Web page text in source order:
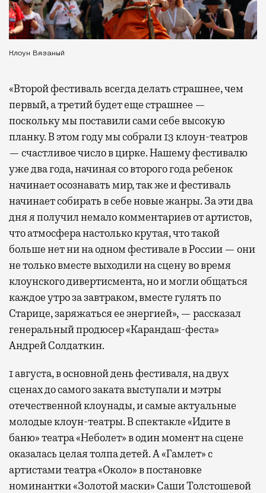
Клоун Вязаный
«Второй фестиваль всегда делать страшнее, чем
первый, а третий будет еще страшнее —
поскольку мы поставили сами себе высокую
планку. В этом году мы собрали 13 клоун-театров
— счастливое число в цирке. Нашему фестивалю
уже два года, начиная со второго года ребенок
начинает осознавать мир, так же и фестиваль
начинает собирать в себе новые жанры. За эти два
дня я получил немало комментариев от артистов,
что атмосфера настолько крутая, что такой
больше нет ни на одном фестивале в России — они
не только вместе выходили на сцену во время
клоунского дивертисмента, но и могли общаться
каждое утро за завтраком, вместе гулять по
Старице, заряжаться ее энергией», — рассказал
генеральный продюсер «Карандаш-феста»
Андрей Солдаткин.
1 августа, в основной день фестиваля, на двух
сценах до самого заката выступали и мэтры
отечественной клоунады, и самые актуальные
молодые клоун-театры. В спектакле «Идите в
баню» театра «Неболет» в один момент на сцене
оказалась целая толпа детей. А «Гамлет» с
артистами театра «Около» в постановке
номинантки «Золотой маски» Саши Толстошевой